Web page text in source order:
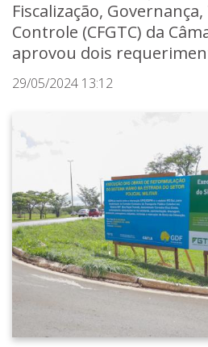
Fiscalização,
Controle (CFGTC) da
aprovou dois
29/05/2024 13:12